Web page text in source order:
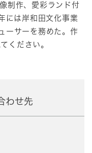
制作、愛彩ランド付
には岸和田文化事業
ーサーを務めた。作
ください。
わせ先